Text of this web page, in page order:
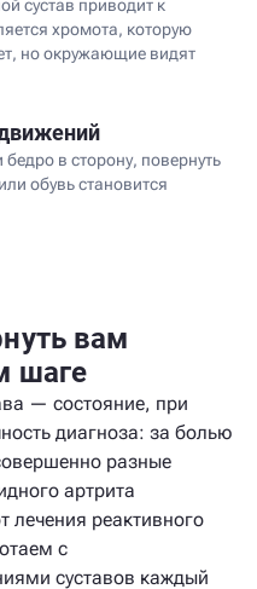
сустав приводит к
хромота, которую
но окружающие видят
бедро в сторону, повернуть
обувь становится
вам
шаге
— состояние, при
диагноза: за болью
разные
артрита
лечения реактивного
с
суставов каждый